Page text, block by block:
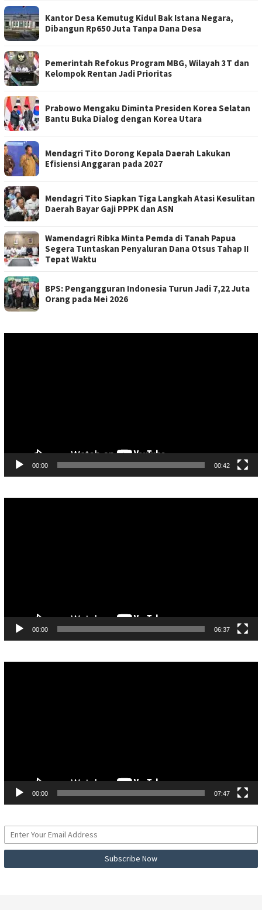
Kantor Desa Kemutug Kidul Bak Istana Negara,
Dibangun Rp650 Juta Tanpa Dana Desa
Pemerintah Refokus Program MBG, Wilayah 3T dan
Kelompok Rentan Jadi Prioritas
Prabowo Mengaku Diminta Presiden Korea Selatan
Bantu Buka Dialog dengan Korea Utara
Mendagri Tito Dorong Kepala Daerah Lakukan
Efisiensi Anggaran pada 2027
Mendagri Tito Siapkan Tiga Langkah Atasi Kesulitan
Daerah Bayar Gaji PPPK dan ASN
Wamendagri Ribka Minta Pemda di Tanah Papua
Segera Tuntaskan Penyaluran Dana Otsus Tahap II
Tepat Waktu
BPS: Pengangguran Indonesia Turun Jadi 7,22 Juta
Orang pada Mei 2026
00:00 00:42
00:00 06:37
00:00 07:47